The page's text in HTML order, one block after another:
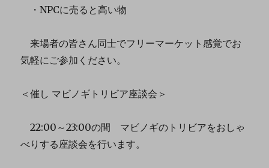
・NPCに売ると高い物
来場者の皆さん同士でフリーマーケット感覚でお
気軽にご参加ください。
＜催し マビノギトリビア座談会＞
22:00～23:00の間 マビノギのトリビアをおしゃ
べりする座談会を行います。